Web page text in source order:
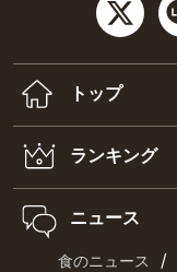
トップ
ランキング
ニュース
食のニュース /